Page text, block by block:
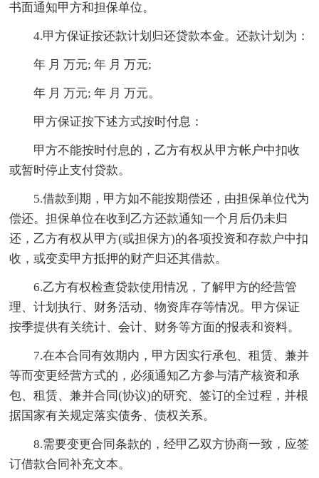
书面通知甲方和担保单位。
4.甲方保证按还款计划归还贷款本金。还款计划为：
年 月 万元; 年 月 万元;
年 月 万元; 年 月 万元。
甲方保证按下述方式按时付息：
甲方不能按时付息的，乙方有权从甲方帐户中扣收
或暂时停止支付贷款。
5.借款到期，甲方如不能按期偿还，由担保单位代为
偿还。担保单位在收到乙方还款通知一个月后仍未归
还，乙方有权从甲方(或担保方)的各项投资和存款户中扣
收，或变卖甲方抵押的财产归还其借款。
6.乙方有权检查贷款使用情况，了解甲方的经营管
理、计划执行、财务活动、物资库存等情况。甲方保证
按季提供有关统计、会计、财务等方面的报表和资料。
7.在本合同有效期内，甲方因实行承包、租赁、兼并
等而变更经营方式的，必须通知乙方参与清产核资和承
包、租赁、兼并合同(协议)的研究、签订的全过程，并根
据国家有关规定落实债务、债权关系。
8.需要变更合同条款的，经甲乙双方协商一致，应签
订借款合同补充文本。